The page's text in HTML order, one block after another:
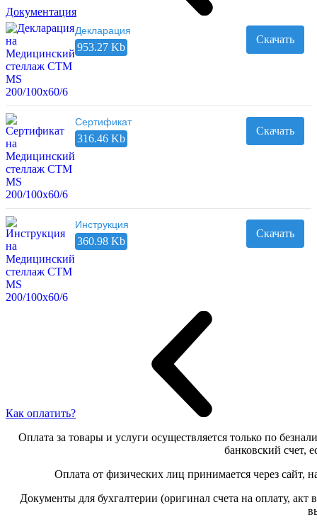
Документация
Декларация
953.27 Kb
Скачать
Сертификат
316.46 Kb
Скачать
Инструкция
360.98 Kb
Скачать
Как оплатить?
Оплата за товары и услуги осуществляется только по
банковский счет,
Оплата от физических лиц принимается через сайт,
Документы для бухгалтерии (оригинал счета на оплату,